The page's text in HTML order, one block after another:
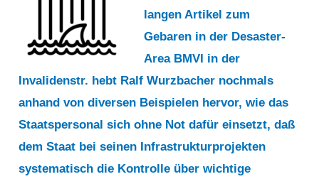
langen Artikel zum
Gebaren in der Desaster-
Area BMVI in der
Invalidenstr. hebt Ralf Wurzbacher nochmals
anhand von diversen Beispielen hervor, wie das
Staatspersonal sich ohne Not dafür einsetzt, daß
dem Staat bei seinen Infrastrukturprojekten
systematisch die Kontrolle über wichtige